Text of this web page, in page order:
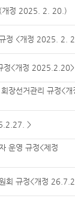
(개정 2025. 2. 20.)
정 <개정 2025. 2.
정<개정 2025.2.20>
장선거관리 규정<개
>
운영 규정<제정
회 규정<개정